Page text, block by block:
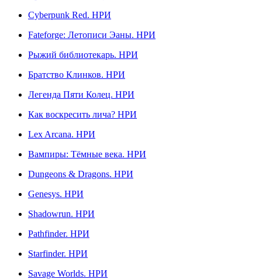
Сyberpunk Red. НРИ
Fateforge: Летописи Эаны. НРИ
Рыжий библиотекарь. НРИ
Братство Клинков. НРИ
Легенда Пяти Колец. НРИ
Как воскресить лича? НРИ
Lex Arcana. НРИ
Вампиры: Тёмные века. НРИ
Dungeons & Dragons. НРИ
Genesys. НРИ
Shadowrun. НРИ
Pathfinder. НРИ
Starfinder. НРИ
Savage Worlds. НРИ